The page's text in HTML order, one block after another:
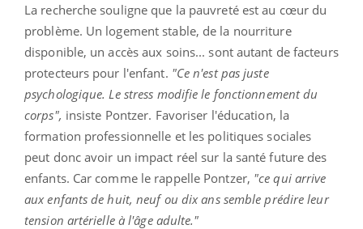
La recherche souligne que la pauvreté est au cœur du
problème. Un logement stable, de la nourriture
disponible, un accès aux soins... sont autant de facteurs
protecteurs pour l'enfant. "Ce n'est pas juste
psychologique. Le stress modifie le fonctionnement du
corps", insiste Pontzer. Favoriser l'éducation, la
formation professionnelle et les politiques sociales
peut donc avoir un impact réel sur la santé future des
enfants. Car comme le rappelle Pontzer, "ce qui arrive
aux enfants de huit, neuf ou dix ans semble prédire leur
tension artérielle à l'âge adulte."